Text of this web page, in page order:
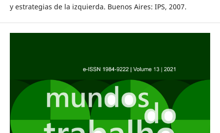
y estrategias de la izquierda. Buenos Aires: IPS, 2007.